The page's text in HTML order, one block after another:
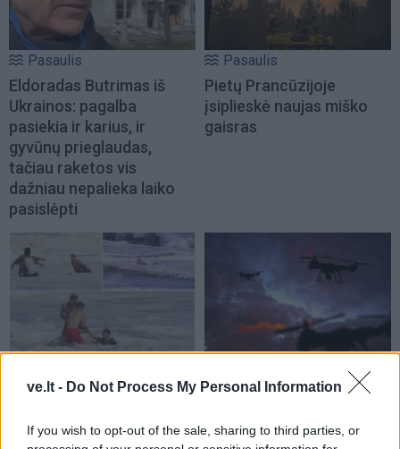
ve.lt - Do Not Process My Personal Information
If you wish to opt-out of the sale, sharing to third parties, or
Pasaulis
Eldoradas Butrimas iš
Ukrainos: pagalba
pasiekia ir karius, ir
gyvūnų prieglaudas,
tačiau raketos vis
dažniau nepalieka laiko
pasislėpti
Pasaulis
Pietų Prancūzijoje
įsiplieskė naujas miško
gaisras
16-metis nėrė į mirtinas
kovos su likimu
„Sterbliniai dronai“:
kovinę taktiką